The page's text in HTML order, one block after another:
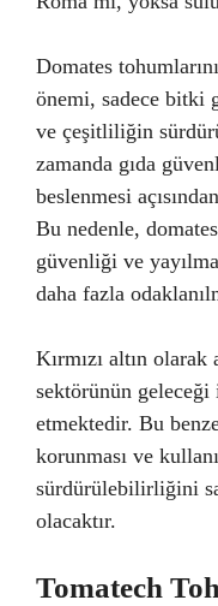
Domates
önemi, sadece bitki
ve çeşitliliğin
zamanda gıda
beslenmesi
Bu nedenle,
güvenliği ve
daha fazla
Kırmızı altın
sektörünün
etmektedir. Bu
korunması ve
sürdürülebilirliğini
olacaktır.
Tomatech